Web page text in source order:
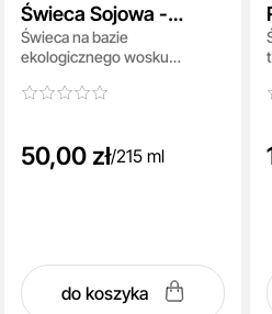
Świeca Sojowa -
Wakacje na Bali
Świeca na bazie
ekologicznego wosku
215 ml
50,00 zł/215 ml
do koszyka